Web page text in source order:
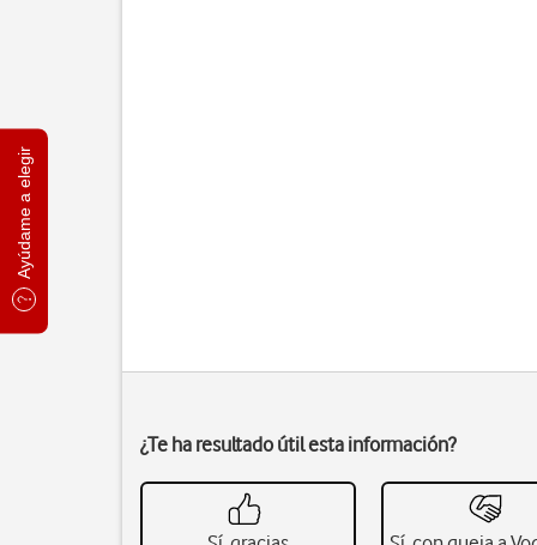
Ayúdame a elegir
¿Te ha resultado útil esta información?